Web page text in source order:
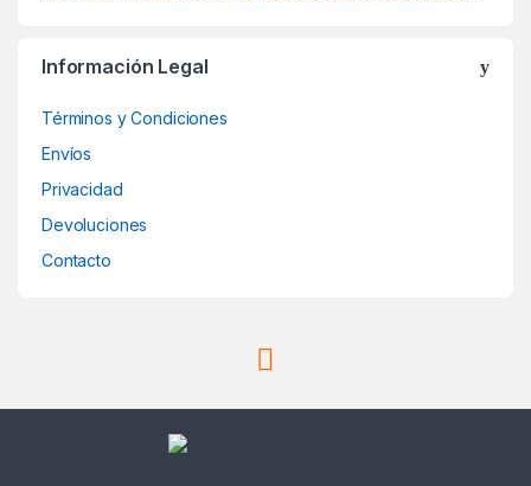
Información Legal
Términos y Condiciones
Envíos
Privacidad
Devoluciones
Contacto